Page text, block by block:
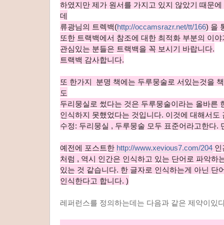
하였지만 제가 원서를 가지고 있지 않았기 때문
데
류광님의 트렉백(http://occamsrazr.net/tt/166) 을
또한 트랙백에서 참조에 대한 최적화 부분의 이
관심있는 분들은 트랙백을 꼭 보시기 바랍니다.
트랙백 감사합니다.
또 한가지 분명 책에는 두루뭉술로 서있는것을
도
두리뭉실로 썼다는 것은 두루뭉술이라는 올바른
인식하지 못했었다는 것입니다. 이것에 대해서도
수정: 두리뭉실 , 두루뭉술 모두 표준어라고한다.
예전에 포스트한 http://www.xevious7.com/204 인
처럼 , 역시 인간은 인식하고 있는 단어로 파악하
있는 것 같습니다. 한 글자로 인식하는게 아닌 단
인식한다고 합니다. )
레퍼런스를 정의하는데는 다음과 같은 제약이있